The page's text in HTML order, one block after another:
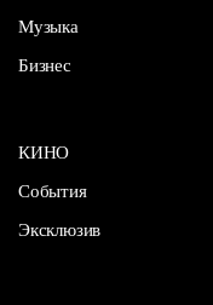
Музыка
Бизнес
КИНО
События
Эксклюзив